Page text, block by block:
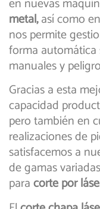
metal,así como
nos permite
forma automática
manuales y
Gracias a esta
capacidad
pero también en
realizaciones de
satisfacemos a
de gamas
paracorte por